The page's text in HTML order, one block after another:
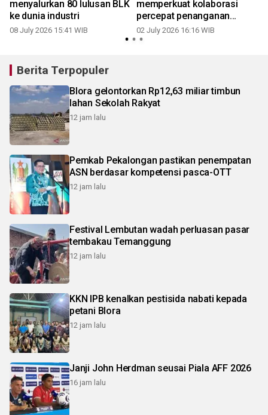
menyalurkan 80 lulusan BLK
ke dunia industri
08 July 2026 15:41 WIB
memperkuat kolaborasi
percepat penanganan
kemiskinan
02 July 2026 16:16 WIB
Berita Terpopuler
Blora gelontorkan Rp12,63 miliar timbun
lahan Sekolah Rakyat
12 jam lalu
Pemkab Pekalongan pastikan penempatan
ASN berdasar kompetensi pasca-OTT
12 jam lalu
Festival Lembutan wadah perluasan pasar
tembakau Temanggung
12 jam lalu
KKN IPB kenalkan pestisida nabati kepada
petani Blora
12 jam lalu
Janji John Herdman seusai Piala AFF 2026
16 jam lalu